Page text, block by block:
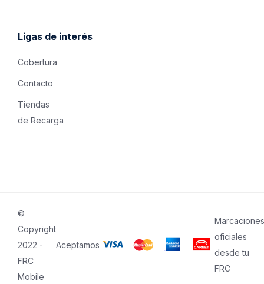
Ligas de interés
Cobertura
Contacto
Tiendas
de Recarga
©
Copyright
2022 -
FRC
Mobile
Aceptamos
Marcaciones
oficiales
desde tu
FRC